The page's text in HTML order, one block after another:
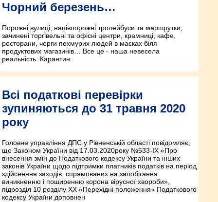
Чорний березень…
Порожні вулиці, напівпорожні тролейбуси та маршрутки,
зачинені торгівельні та офісні центри, крамниці, кафе,
ресторани, черги похмурих людей в масках біля
продуктових магазинів… Все це - наша невесела
реальність. Карантин.
Всі податкові перевірки
зупиняються до 31 травня 2020
року
Головне управління ДПС у Рівненській області повідомляє,
що Законом України від 17.03.2020року №533-IX «Про
внесення змін до Податкового кодексу України та інших
законів України щодо підтримки платників податків на період
здійснення заходів, спрямованих на запобігання
виникненню і поширенню корона вірусної хвороби»,
підрозділ 10 розділу ХХ «Перехідні положення» Податкового
кодексу України доповнен